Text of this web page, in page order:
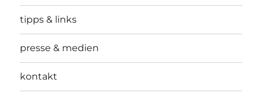
tipps & links
presse & medien
kontakt